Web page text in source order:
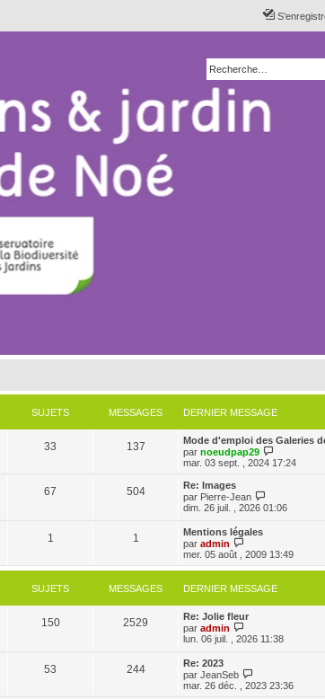
SUJETS MESSAGES DERNIER MESSAGE
33 137
Mode d'emploi des Galeries
par noeudpap29
o
e
d
i
e
m
a
g
mar. 03 sept. , 2024 17:24
67 504
Re: Images
par Pierre-Jean
o
e
d
e
n
m
e
g
dim. 26 juil. , 2026 01:06
1 1
Mentions légales
par admin
o
r
l
e
d
e
n
r
m
e
mer. 05 août , 2009 13:49
SUJETS MESSAGES DERNIER MESSAGE
150 2529
Re: Jolie fleur
par admin
o
l
e
d
lun. 06 juil. , 2026 11:38
53 244
Re: 2023
par JeanSeb
o
mar. 26 déc. , 2023 23:36